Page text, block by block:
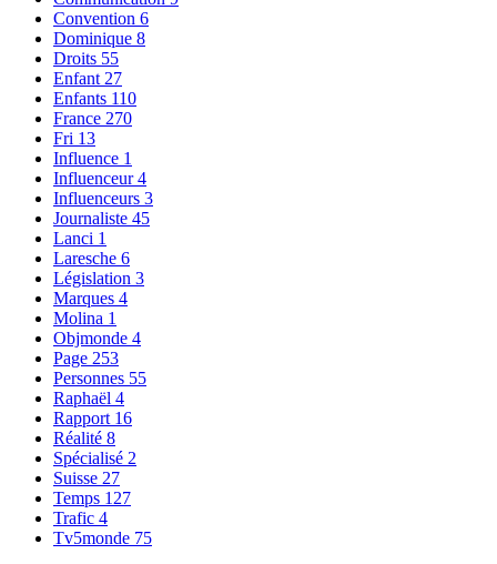
Convention 6
Dominique 8
Droits 55
Enfant 27
Enfants 110
France 270
Fri 13
Influence 1
Influenceur4
Influenceurs 3
Journaliste 45
Lanci 1
Laresche 6
Législation 3
Marques 4
Molina 1
Objmonde 4
Page 253
Personnes 55
Raphaël 4
Rapport 16
Réalité 8
Spécialisé 2
Suisse 27
Temps 127
Trafic 4
Tv5monde 75